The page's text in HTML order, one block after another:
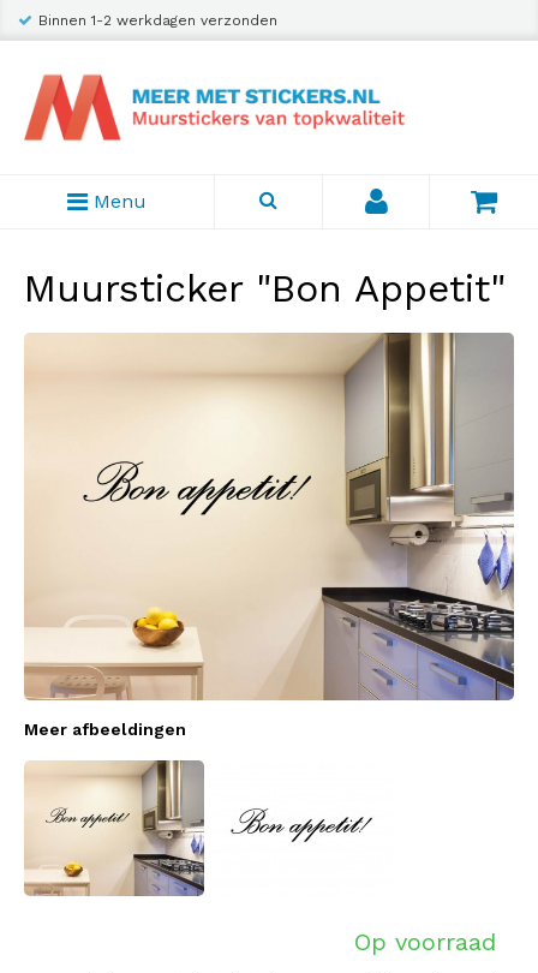
Binnen 1-2 werkdagen verzonden
Menu
Muursticker "Bon Appetit"
Meer afbeeldingen
Op voorraad